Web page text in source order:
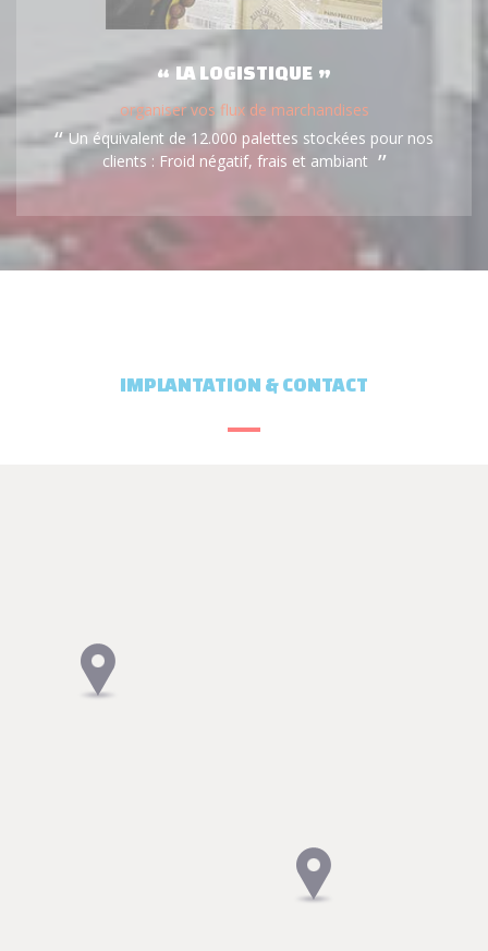
LA LOGISTIQUE
organiser vos flux de marchandises
Un équivalent de 12.000 palettes stockées pour nos
clients : Froid négatif, frais et ambiant
IMPLANTATION & CONTACT